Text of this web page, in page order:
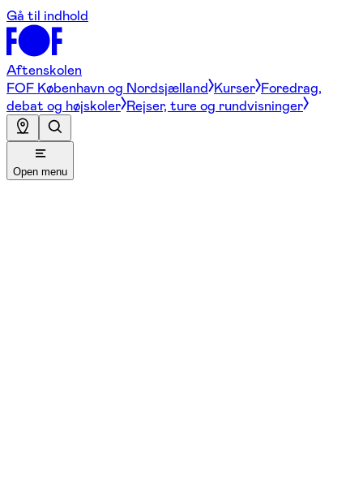
Gå til indhold
Aftenskolen
FOF København og Nordsjælland Kurser Foredrag,
debat og højskoler Rejser, ture og rundvisninger
Open menu